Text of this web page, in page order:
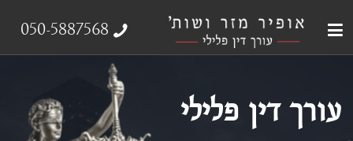
050-5887568
עורך דין פלילי